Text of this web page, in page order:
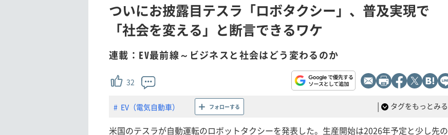
ついにお披露目テスラ「ロボタクシー」、普及実現で
「社会を変える」と断言できるワケ
連載：EV最前線～ビジネスと社会はどう変わるのか
32
EV（電気自動車） フォローする | タグをもっとみる
米国のテスラが自動運転のロボットタクシーを発表した。生産開始は2026年予定と少し先の